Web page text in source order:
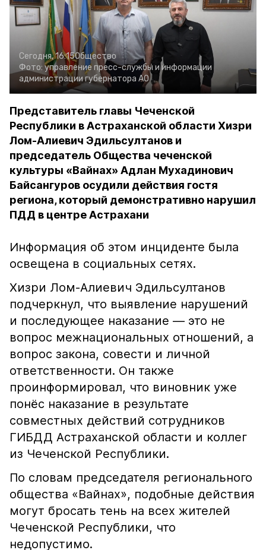
Сегодня, 16:15Общество
Фото: управление пресс-службы и информации
администрации губернатора АО
Представитель главы Чеченской
Республики в Астраханской области Хизри
Лом-Алиевич Эдильсултанов и
председатель Общества чеченской
культуры «Вайнах» Адлан Мухадинович
Байсангуров осудили действия гостя
региона, который демонстративно нарушил
ПДД в центре Астрахани
Информация об этом инциденте была
освещена в социальных сетях.
Хизри Лом-Алиевич Эдильсултанов
подчеркнул, что выявление нарушений
и последующее наказание — это не
вопрос межнациональных отношений, а
вопрос закона, совести и личной
ответственности. Он также
проинформировал, что виновник уже
понёс наказание в результате
совместных действий сотрудников
ГИБДД Астраханской области и коллег
из Чеченской Республики.
По словам председателя регионального
общества «Вайнах», подобные действия
могут бросать тень на всех жителей
Чеченской Республики, что
недопустимо.